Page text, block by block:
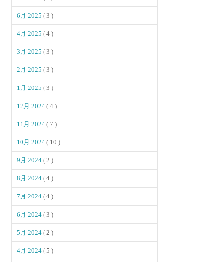
6月 2025( 3 )
4月 2025( 4 )
3月 2025( 3 )
2月 2025( 3 )
1月 2025( 3 )
12月 2024( 4 )
11月 2024( 7 )
10月 2024( 10 )
9月 2024( 2 )
8月 2024( 4 )
7月 2024( 4 )
6月 2024( 3 )
5月 2024( 2 )
4月 2024( 5 )